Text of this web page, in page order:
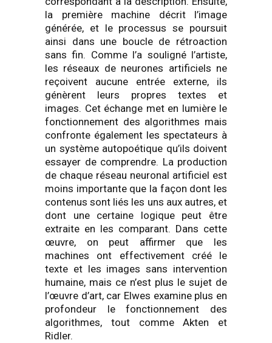
la première machine décrit l’image
générée, et le processus se poursuit
ainsi dans une boucle de rétroaction
sans fin. Comme l’a souligné l’artiste,
les réseaux de neurones artificiels ne
reçoivent aucune entrée externe, ils
génèrent leurs propres textes et
images. Cet échange met en lumière le
fonctionnement des algorithmes mais
confronte également les spectateurs à
un système autopoétique qu’ils doivent
essayer de comprendre. La production
de chaque réseau neuronal artificiel est
moins importante que la façon dont les
contenus sont liés les uns aux autres, et
dont une certaine logique peut être
extraite en les comparant. Dans cette
œuvre, on peut affirmer que les
machines ont effectivement créé le
texte et les images sans intervention
humaine, mais ce n’est plus le sujet de
l’œuvre d’art, car Elwes examine plus en
profondeur le fonctionnement des
algorithmes, tout comme Akten et
Ridler.